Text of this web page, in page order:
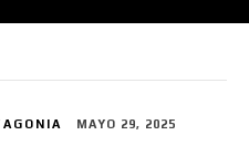
MAYO 29, 2025